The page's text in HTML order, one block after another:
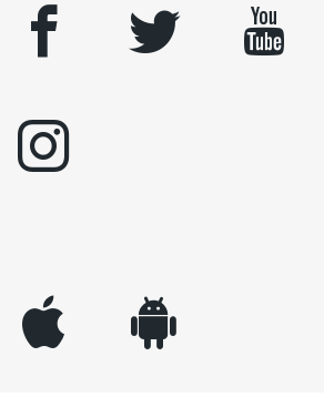
facebook twitter youtube
instagram
appleinc android